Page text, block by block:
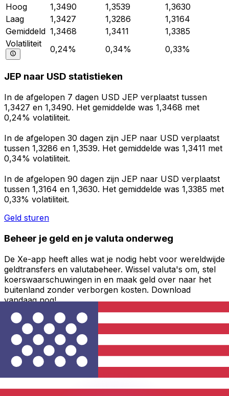
Hoog
1,3490 1,3539
1,3630
Laag
1,3427 1,3286
1,3164
Gemiddeld 1,3468 1,3411
1,3385
Volatiliteit
0,24% 0,34% 0,33%
JEP naar USD statistieken
In de afgelopen 7 dagen USD JEP verplaatst tussen
1,3427 en 1,3490. Het gemiddelde was 1,3468 met
0,24% volatiliteit.
In de afgelopen 30 dagen zijn JEP naar USD verplaatst
tussen 1,3286 en 1,3539. Het gemiddelde was 1,3411 met
0,34% volatiliteit.
In de afgelopen 90 dagen zijn JEP naar USD verplaatst
tussen 1,3164 en 1,3630. Het gemiddelde was 1,3385 met
0,33% volatiliteit.
Geld sturen
Beheer je geld en je valuta onderweg
De Xe-app heeft alles wat je nodig hebt voor wereldwijde
geldtransfers en valutabeheer. Wissel valuta's om, stel
koerswaarschuwingen in en maak geld over naar het
buitenland zonder verborgen kosten. Download
vandaag nog!